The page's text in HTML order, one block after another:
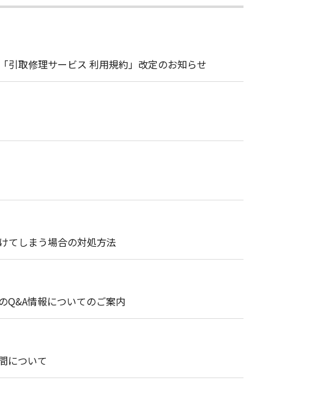
引取修理サービス 利用規約」改定のお知らせ
てしまう場合の対処方法
Q&A情報についてのご案内
について